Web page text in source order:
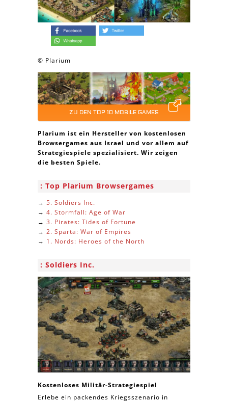
© Plarium
ZU DEN TOP 10 MOBILE GAMES
Plarium ist ein Hersteller von kostenlosen
Browsergames aus Israel und vor allem auf
Strategiespiele spezialisiert. Wir zeigen
die besten Spiele.
Top Plarium Browsergames
→ 5. Soldiers Inc.
→ 4. Stormfall: Age of War
→ 3. Pirates: Tides of Fortune
→ 2. Sparta: War of Empires
→ 1. Nords: Heroes of the North
Soldiers Inc.
Kostenloses Militär-Strategiespiel
Erlebe ein packendes Kriegsszenario in